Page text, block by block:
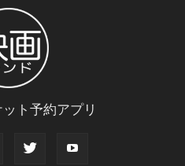
ト予約アプリ